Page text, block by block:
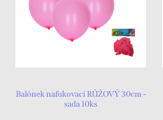
Balónek nafukovací RŮŽOVÝ 30cm -
sada 10ks